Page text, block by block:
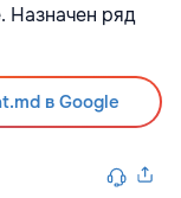
Назначен ряд
в Google